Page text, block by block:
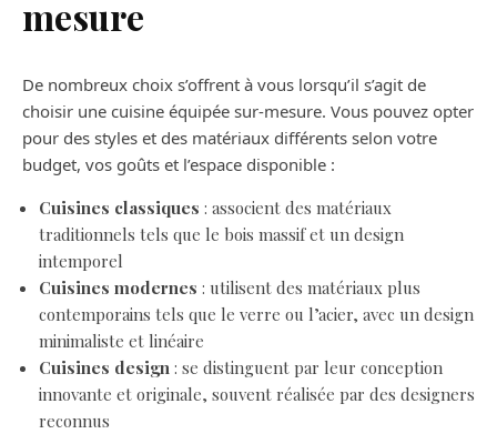
mesure
De nombreux choix s’offrent à vous lorsqu’il s’agit de
choisir une cuisine équipée sur-mesure. Vous pouvez opter
pour des styles et des matériaux différents selon votre
budget, vos goûts et l’espace disponible :
Cuisines classiques : associent des matériaux
traditionnels tels que le bois massif et un design
intemporel
Cuisines modernes : utilisent des matériaux plus
contemporains tels que le verre ou l’acier, avec un design
minimaliste et linéaire
Cuisines design : se distinguent par leur conception
innovante et originale, souvent réalisée par des designers
reconnus